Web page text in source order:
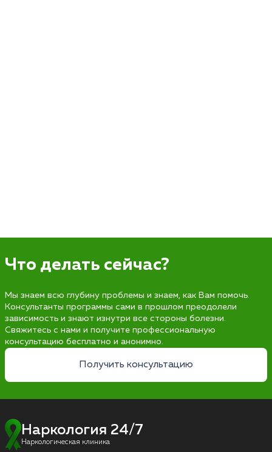
Что делать сейчас?
Мы знаем всю глубину проблемы и знаем, как Вам помочь.
Консультанты программы сами в прошлом преодолели
зависимость и знают изнутри все стороны болезни.
Свяжитесь с нами и получите профессиональную
консультацию бесплатно и анонимно.
Получить консультацию
Наркология 24/7
Наркологическая клиника